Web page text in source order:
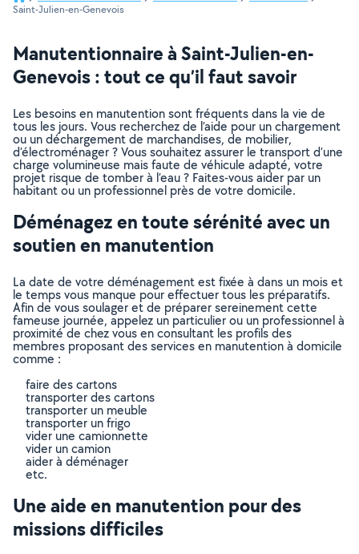
Saint-Julien-en-Genevois
Manutentionnaire à Saint-Julien-en-
Genevois : tout ce qu’il faut savoir
Les besoins en manutention sont fréquents dans la vie de
tous les jours. Vous recherchez de l’aide pour un chargement
ou un déchargement de marchandises, de mobilier,
d’électroménager ? Vous souhaitez assurer le transport d’une
charge volumineuse mais faute de véhicule adapté, votre
projet risque de tomber à l’eau ? Faites-vous aider par un
habitant ou un professionnel près de votre domicile.
Déménagez en toute sérénité avec un
soutien en manutention
La date de votre déménagement est fixée à dans un mois et
le temps vous manque pour effectuer tous les préparatifs.
Afin de vous soulager et de préparer sereinement cette
fameuse journée, appelez un particulier ou un professionnel à
proximité de chez vous en consultant les profils des
membres proposant des services en manutention à domicile
comme :
faire des cartons
transporter des cartons
transporter un meuble
transporter un frigo
vider une camionnette
vider un camion
aider à déménager
etc.
Une aide en manutention pour des
missions difficiles